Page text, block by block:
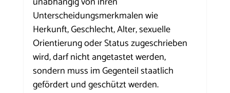
Unterscheidungsmerkmalen wie
Herkunft, Geschlecht, Alter, sexuelle
Orientierung oder Status zugeschrieben
wird, darf nicht angetastet werden,
sondern muss im Gegenteil staatlich
gefördert und geschützt werden.